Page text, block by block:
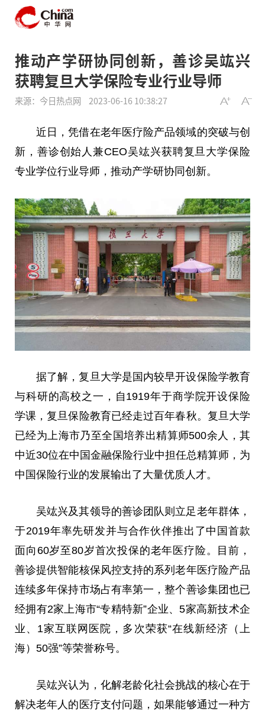
推动产学研协同创新，善诊吴竑兴
获聘复旦大学保险专业行业导师
来源：今日热点网 2023-06-16 10:38:27
近 日，凭借在老年医疗险产品领域的突破与创
新，善诊创始人兼CEO吴竑兴获聘复旦大学保险
专业学位行业导师，推动产学研协同创新。
据了解，复旦大学是国内较早开设保险学教育
与科研的高校之一，自1919年于商学院开设保险
学课，复旦保险教育已经走过百年春秋。复旦大学
已经为上海市乃至全国培养出精算师500余人，其
中近30位在中国金融保险行业中担任总精算师，为
中国保险行业的发展输出了大量优质人才。
吴竑兴及其领导的善诊团队则立足老年群体，
于2019年率先研发并与合作伙伴推出了中国首款
面向60岁至80岁首次投保的老年医疗险。目前，
善诊提供智能核保风控支持的系列老年医疗险产品
连续多年保持市场占有率第一，整个善诊集团也已
经拥有2家上海市“专精特新”企业、5家高新技术企
业、1家互联网医院，多次荣获“在线新经济（上
海）50强”等荣誉称号。
吴竑兴认为，化解老龄化社会挑战的核心在于
解决老年人的医疗支付问题，如果能够通过一种方